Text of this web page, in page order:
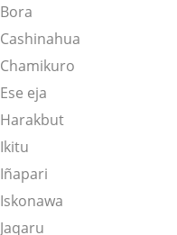
Bora
Cashinahua
Chamikuro
Ese eja
Harakbut
Ikitu
Iñapari
Iskonawa
Jaqaru